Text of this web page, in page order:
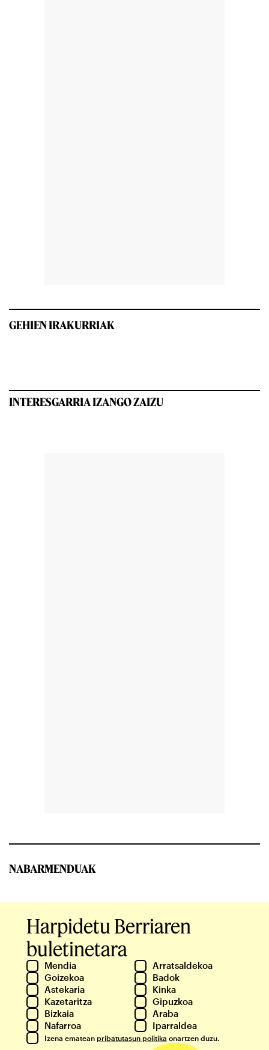
GEHIEN IRAKURRIAK
INTERESGARRIA IZANGO ZAIZU
NABARMENDUAK
Harpidetu Berriaren
buletinetara
Mendia
Arratsaldekoa
Goizekoa
Badok
Astekaria
Kinka
Kazetaritza
Gipuzkoa
Bizkaia
Araba
Nafarroa
Iparraldea
Izena ematean pribatutasun politika onartzen duzu.